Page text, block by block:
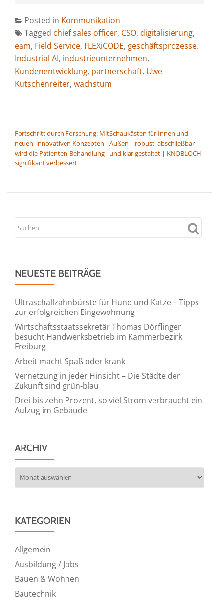
Posted in Kommunikation
Tagged chief sales officer, CSO, digitalisierung,
eam, Field Service, FLEXiCODE, geschäftsprozesse,
Industrial AI, industrieunternehmen,
Kundenentwicklung, partnerschaft, Uwe
Kutschenreiter, wachstum
Fortschritt durch Forschung: Mit
neuen, innovativen Konzepten
wird die Patienten-Behandlung
signifikant verbessert
Schaukästen für Innen und
Außen – robust, abschließbar
und klar gestaltet | KNOBLOCH
NEUESTE BEITRÄGE
Ultraschallzahnbürste für Hund und Katze – Tipps
zur erfolgreichen Eingewöhnung
Wirtschaftsstaatssekretär Thomas Dörflinger
besucht Handwerksbetrieb im Kammerbezirk
Freiburg
Arbeit macht Spaß oder krank
Vernetzung in jeder Hinsicht – Die Städte der
Zukunft sind grün-blau
Drei bis zehn Prozent, so viel Strom verbraucht ein
Aufzug im Gebäude
ARCHIV
KATEGORIEN
Allgemein
Ausbildung / Jobs
Bauen & Wohnen
Bautechnik